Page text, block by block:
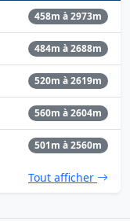
458m à 2973m
484m à 2688m
520m à 2619m
560m à 2604m
501m à 2560m
Tout afficher